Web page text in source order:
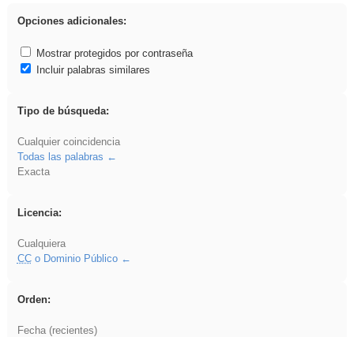
Opciones adicionales:
Mostrar protegidos por contraseña
Incluir palabras similares
Tipo de búsqueda:
Cualquier coincidencia
Todas las palabras
Exacta
Licencia:
Cualquiera
CCo Dominio Público
Orden:
Fecha (recientes)